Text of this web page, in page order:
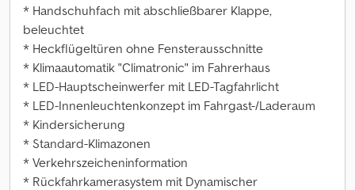
* Handschuhfach mit abschließbarer Klappe,
beleuchtet
* Heckflügeltüren ohne Fensterausschnitte
* Klimaautomatik "Climatronic" im Fahrerhaus
* LED-Hauptscheinwerfer mit LED-Tagfahrlicht
* LED-Innenleuchtenkonzept im Fahrgast-/Laderaum
* Kindersicherung
* Standard-Klimazonen
* Verkehrszeicheninformation
* Rückfahrkamerasystem mit Dynamischer